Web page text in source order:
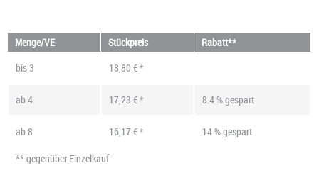
Menge/VE Stückpreis
Rabatt**
bis 3 18,80 € *
ab4 17,23 € * 8.4 % gespart
ab8 16,17 € *
14 % gespart
** gegenüber Einzelkauf